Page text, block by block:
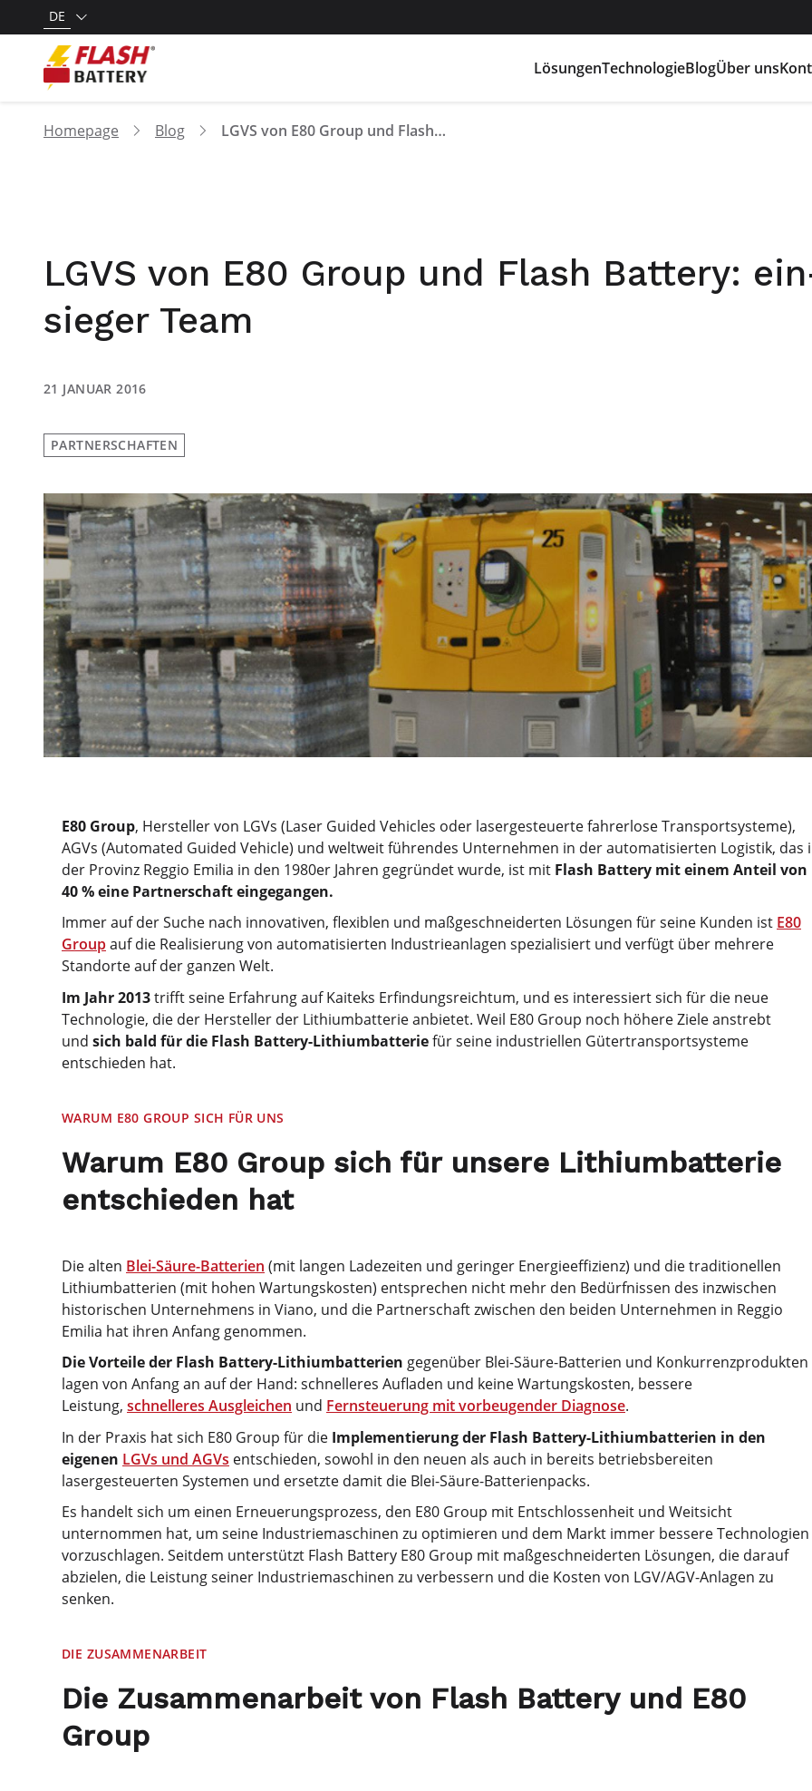
DE
LösungenTechnologieBlogÜber uns
Homepage Blog LGVS von E80 Group und Flash Battery: ein-sieger Team
LGVS von E80 Group und Flash Battery:
sieger Team
21 JANUAR 2016
PARTNERSCHAFTEN
E80 Group, Hersteller von LGVs (Laser Guided Vehicles oder lasergesteuerte fahrerlose Transportsysteme),
AGVs (Automated Guided Vehicle) und weltweit führendes Unternehmen in der automatisierten Logistik, das
der Provinz Reggio Emilia in den 1980er Jahren gegründet wurde, ist mit Flash Battery mit einem Anteil von
40 % eine Partnerschaft eingegangen.
Immer auf der Suche nach innovativen, flexiblen und maßgeschneiderten Lösungen für seine Kunden ist E80
Groupauf die Realisierung von automatisierten Industrieanlagen spezialisiert und verfügt über mehrere
Standorte auf der ganzen Welt.
Im Jahr 2013trifft seine Erfahrung auf Kaiteks Erfindungsreichtum, und es interessiert sich für die neue
Technologie, die der Hersteller der Lithiumbatterie anbietet. Weil E80 Group noch höhere Ziele anstrebt
und sich bald für die Flash Battery-Lithiumbatteriefür seine industriellen Gütertransportsysteme
entschieden hat.
WARUM E80 GROUP SICH FÜR UNS
Warum E80 Group sich für unsere Lithiumbatterie
entschieden hat
Die alten Blei-Säure-Batterien (mit langen Ladezeiten und geringer Energieeffizienz) und die traditionellen
Lithiumbatterien (mit hohen Wartungskosten) entsprechen nicht mehr den Bedürfnissen des inzwischen
historischen Unternehmens in Viano, und die Partnerschaft zwischen den beiden Unternehmen in Reggio
Emilia hat ihren Anfang genommen.
Die Vorteile der Flash Battery-Lithiumbatterien gegenüber Blei-Säure-Batterien und Konkurrenzprodukten
lagen von Anfang an auf der Hand: schnelleres Aufladen und keine Wartungskosten, bessere
Leistung, schnelleres Ausgleichen und Fernsteuerung mit vorbeugender Diagnose.
In der Praxis hat sich E80 Group für die Implementierung der Flash Battery-Lithiumbatterien in den
eigenen LGVs und AGVs entschieden, sowohl in den neuen als auch in bereits betriebsbereiten
lasergesteuerten Systemen und ersetzte damit die Blei-Säure-Batterienpacks.
Es handelt sich um einen Erneuerungsprozess, den E80 Group mit Entschlossenheit und Weitsicht
unternommen hat, um seine Industriemaschinen zu optimieren und dem Markt immer bessere Technologien
vorzuschlagen. Seitdem unterstützt Flash Battery E80 Group mit maßgeschneiderten Lösungen, die darauf
abzielen, die Leistung seiner Industriemaschinen zu verbessern und die Kosten von LGV/AGV-Anlagen zu
senken.
DIE ZUSAMMENARBEIT
Die Zusammenarbeit von Flash Battery und E80
Group